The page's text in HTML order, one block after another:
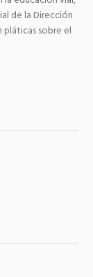
de la Dirección
pláticas sobre el